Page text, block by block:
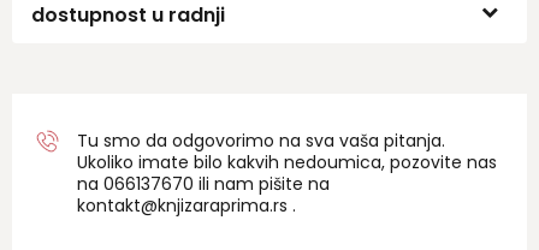
dostupnost u radnji
Tu smo da odgovorimo na sva vaša pitanja.
Ukoliko imate bilo kakvih nedoumica, pozovite nas
na 066137670 ili nam pišite na
kontakt@knjizaraprima.rs .